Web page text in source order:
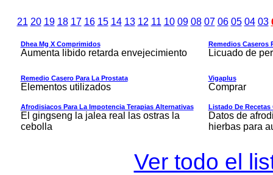
21 20 19 18 17 16 15 14 13 12 11 10 09 08 07 06 05 04 03
Dhea Mg X Comprimidos
Aumenta libido retarda envejecimiento
Remedios Caseros
Licuado de
Remedio Casero Para La Prostata
Elementos utilizados
Vigaplus
Comprar
Afrodisiacos Para La Impotencia Terapias Alternativas
El gingseng la jalea real las ostras la
cebolla
Listado De Recetas
Datos de
hierbas para
Ver todo el